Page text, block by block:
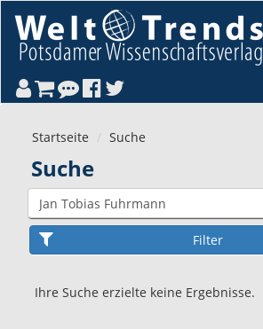
Startseite Suche
Suche
Ihre Suche erzielte keine Ergebnisse.